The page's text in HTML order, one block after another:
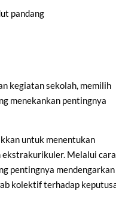
pandang
kegiatan sekolah, memilih
menekankan pentingnya
untuk menentukan
ekstrakurikuler. Melalui cara
pentingnya mendengarkan
kolektif terhadap